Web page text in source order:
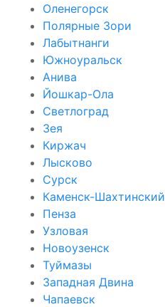
Оленегорск
Полярные Зори
Лабытнанги
Южноуральск
Анива
Йошкар-Ола
Светлоград
Зея
Киржач
Лысково
Сурск
Каменск-Шахтинский
Пенза
Узловая
Новоузенск
Туймазы
Западная Двина
Чапаевск